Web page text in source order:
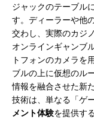
ジャックのテーブル
す。ディーラーや他
交わし、実際のカジ
オンラインギャンブ
トフォンのカメラを
ブルの上に仮想のル
情報を融合させた新
技術は、単なる「ゲ
メント体験を提供す